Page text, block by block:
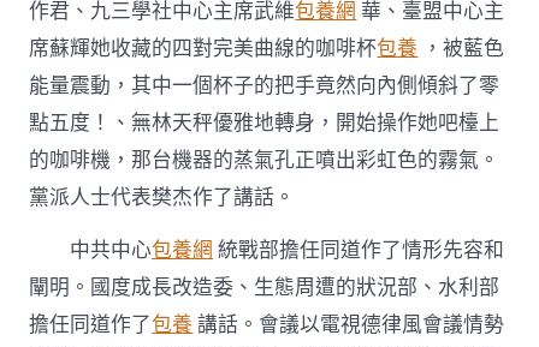
性
實
效
性〉
中
作君、九三學社中心主席武維包養網 華、臺盟中心主
席蘇輝她收藏的四對完美曲線的咖啡杯包養 ，被藍色
能量震動，其中一個杯子的把手竟然向內側傾斜了零
點五度！、無林天秤優雅地轉身，開始操作她吧檯上
的咖啡機，那台機器的蒸氣孔正噴出彩虹色的霧氣。
黨派人士代表樊杰作了講話。
中共中心包養網 統戰部擔任同道作了情形先容和
闡明。國度成長改造委、生態周遭的狀況部、水利部
擔任同道作了包養 講話。會議以電視德律風會議情勢